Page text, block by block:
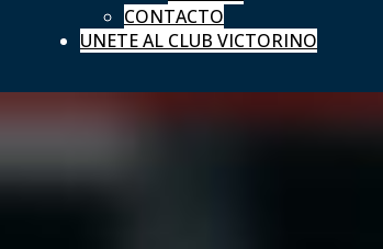
CONTACTO
UNETE AL CLUB VICTORINO